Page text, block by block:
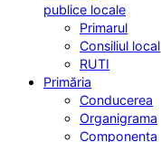
publice locale
Primarul
Consiliul local
RUTI
Primăria
Conducerea
Organigrama
Componența